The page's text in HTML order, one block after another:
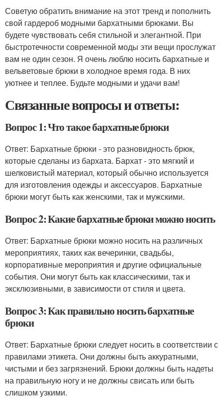
Советую обратить внимание на этот тренд и пополнить
свой гардероб модными бархатными брюками. Вы
будете чувствовать себя стильной и элегантной. При
быстротечности современной моды эти вещи прослужат
вам не один сезон. Я очень люблю носить бархатные и
вельветовые брюки в холодное время года. В них
уютнее и теплее. Будьте модными и удачи вам!
Связанные вопросы и ответы:
Вопрос 1: Что такое бархатные брюки
Ответ: Бархатные брюки - это разновидность брюк,
которые сделаны из бархата. Бархат - это мягкий и
шелковистый материал, который обычно используется
для изготовления одежды и аксессуаров. Бархатные
брюки могут быть как женскими, так и мужскими.
Вопрос 2: Какие бархатные брюки можно носить
Ответ: Бархатные брюки можно носить на различных
мероприятиях, таких как вечеринки, свадьбы,
корпоративные мероприятия и другие официальные
события. Они могут быть как классическими, так и
эксклюзивными, в зависимости от стиля и цвета.
Вопрос 3: Как правильно носить бархатные
брюки
Ответ: Бархатные брюки следует носить в соответствии с
правилами этикета. Они должны быть аккуратными,
чистыми и без загрязнений. Брюки должны быть надеты
на правильную ногу и не должны свисать или быть
слишком узкими.